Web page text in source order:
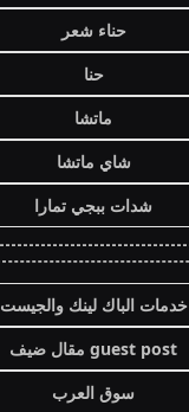
حناء شعر
حنا
ماتشا
شاي ماتشا
شدات ببجي تمارا
خدمات الباك لينك والجيست
guest post مقال ضيف
سوق العرب